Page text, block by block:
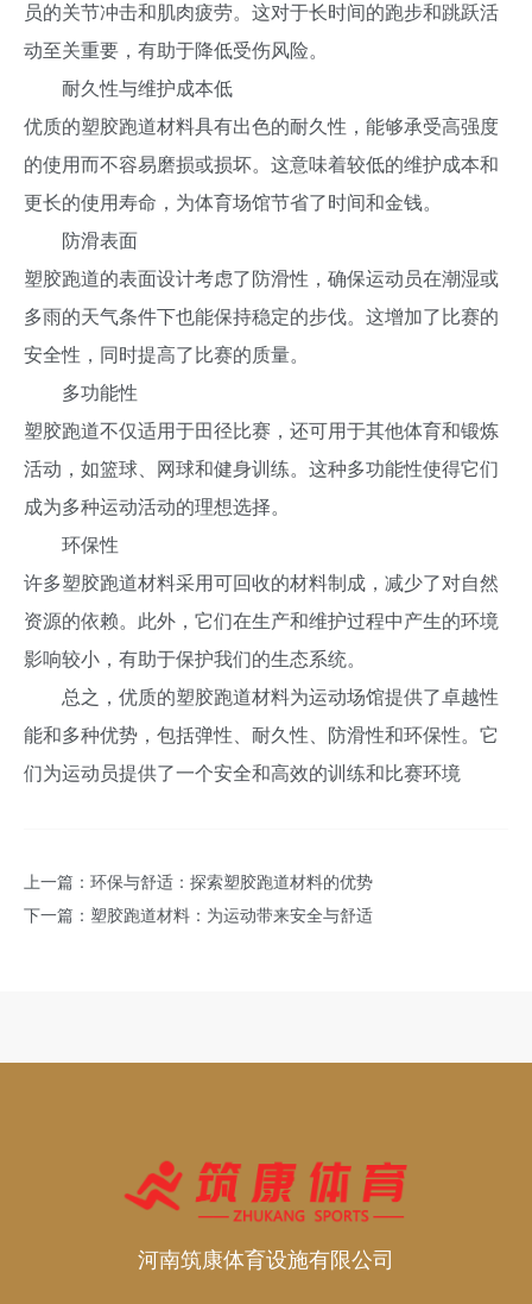
员的关节冲击和肌肉疲劳。这对于长时间的跑步和跳跃活
动至关重要，有助于降低受伤风险。
耐久性与维护成本低
优质的塑胶跑道材料具有出色的耐久性，能够承受高强度
的使用而不容易磨损或损坏。这意味着较低的维护成本和
更长的使用寿命，为体育场馆节省了时间和金钱。
防滑表面
塑胶跑道的表面设计考虑了防滑性，确保运动员在潮湿或
多雨的天气条件下也能保持稳定的步伐。这增加了比赛的
安全性，同时提高了比赛的质量。
多功能性
塑胶跑道不仅适用于田径比赛，还可用于其他体育和锻炼
活动，如篮球、网球和健身训练。这种多功能性使得它们
成为多种运动活动的理想选择。
环保性
许多塑胶跑道材料采用可回收的材料制成，减少了对自然
资源的依赖。此外，它们在生产和维护过程中产生的环境
影响较小，有助于保护我们的生态系统。
总之，优质的塑胶跑道材料为运动场馆提供了卓越性
能和多种优势，包括弹性、耐久性、防滑性和环保性。它
们为运动员提供了一个安全和高效的训练和比赛环境
上一篇： 环保与舒适：探索塑胶跑道材料的优势
下一篇： 塑胶跑道材料：为运动带来安全与舒适
河南筑康体育设施有限公司